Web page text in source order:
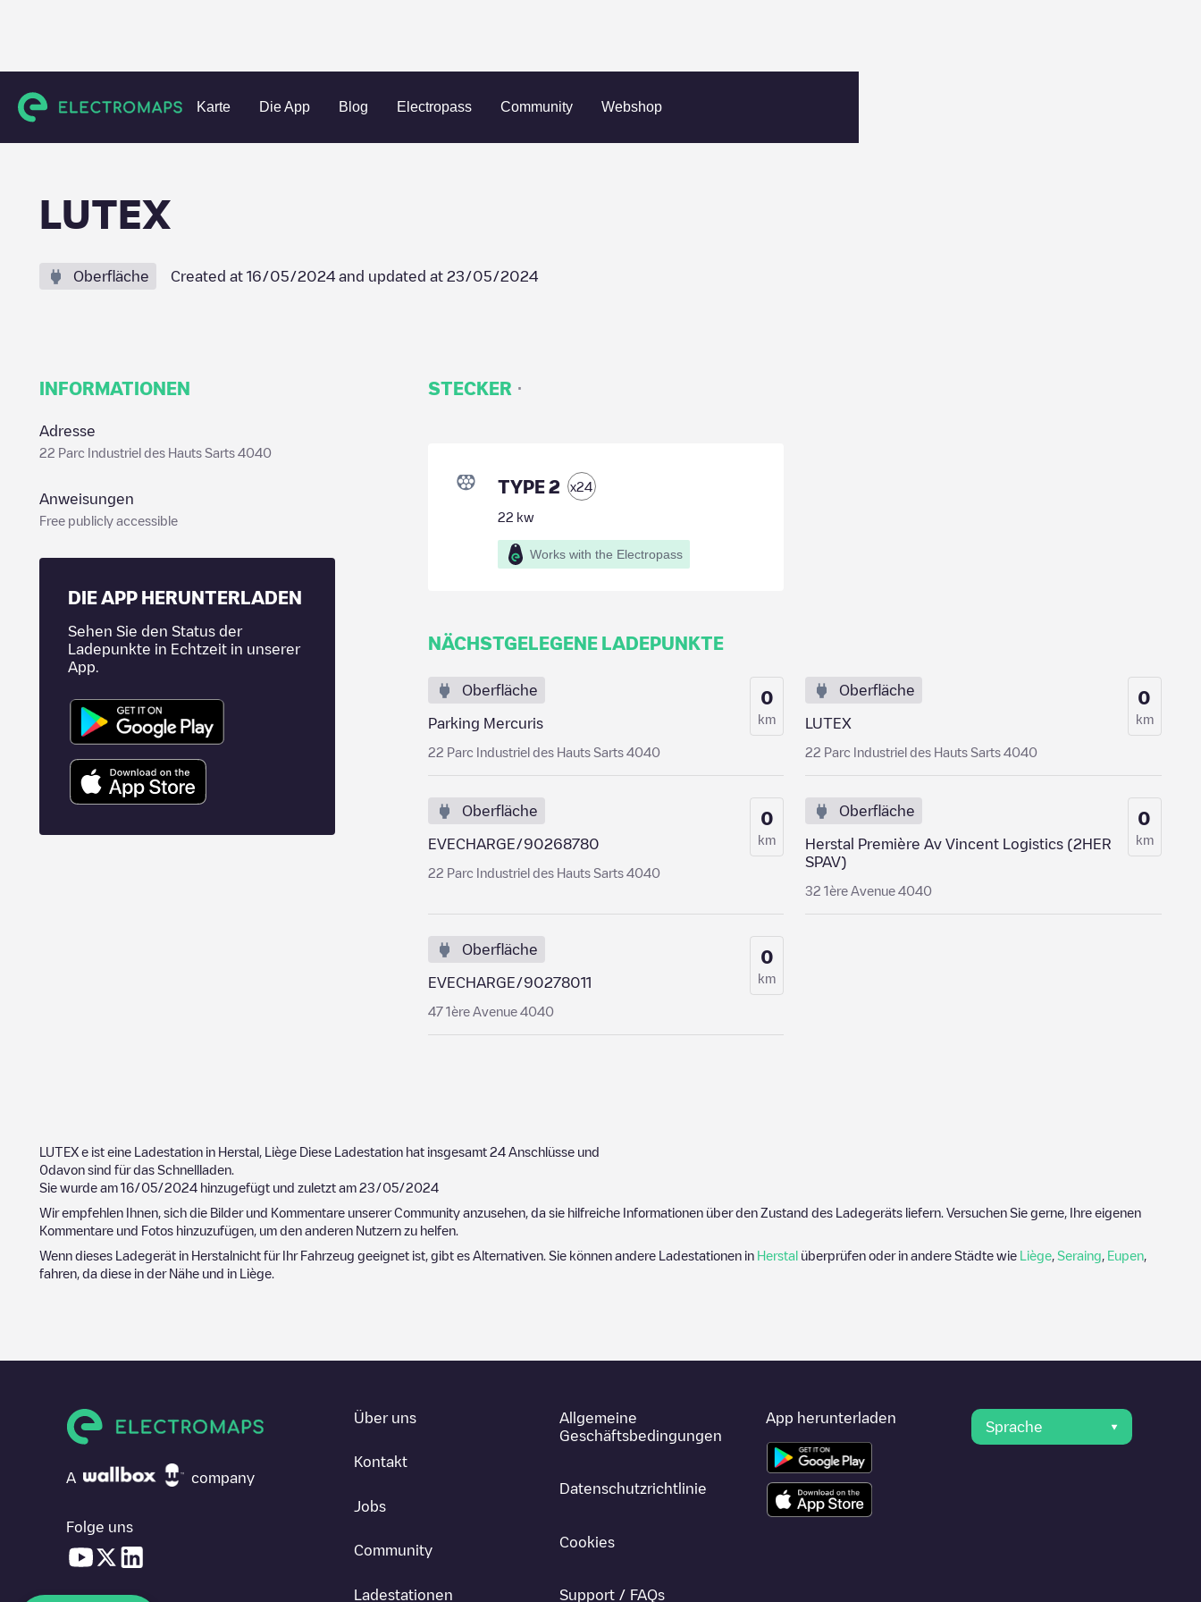
Karte Die App Blog Electropass Community Webshop
Charging stations Belgien Liège Herstal LUTEX
LUTEX
Oberfläche Created at 16/05/2024 and updated at 23/05/2024
INFORMATIONEN
Adresse
22 Parc Industriel des Hauts Sarts 4040
Anweisungen
Free publicly accessible
DIE APP HERUNTERLADEN
Sehen Sie den Status der
Ladepunkte in Echtzeit in unserer
App.
STECKER ·
TYPE 2 x24
22 kw
Works with the Electropass
NÄCHSTGELEGENE LADEPUNKTE
Oberfläche
Parking Mercuris
22 Parc Industriel des Hauts Sarts 4040
0
km
Oberfläche
LUTEX
22 Parc Industriel des Hauts Sarts 4040
0
km
Oberfläche
EVECHARGE/90268780
22 Parc Industriel des Hauts Sarts 4040
0
km
Oberfläche
Herstal Première Av Vincent Logistics (2HER
SPAV)
32 1ère Avenue 4040
0
km
Oberfläche
EVECHARGE/90278011
47 1ère Avenue 4040
0
km
LUTEX e ist eine Ladestation in Herstal Liège Diese Ladestation hat insgesamt 24 Anschlüsse und
0davon sind für das Schnellladen.
Sie wurde am 16/05/2024 hinzugefügt und zuletzt am 23/05/2024
Wir empfehlen Ihnen, sich die Bilder und Kommentare unserer Community anzusehen, da sie hilfreiche Informationen über den Zustand des Ladegeräts liefern. Versuchen Sie gerne, Ihre eigenen
Kommentare und Fotos hinzuzufügen, um den anderen Nutzern zu helfen.
Wenn dieses Ladegerät in Herstal nicht für Ihr Fahrzeug geeignet ist, gibt es Alternativen. Sie können andere Ladestationen in Herstal überprüfen oder in andere Städte wie Liège Seraing Eupen
fahren, da diese in der Nähe und in
Liège
A company
Folge uns
Über uns
Kontakt
Jobs
Community
Ladestationen
Allgemeine
Geschäftsbedingungen
Datenschutzrichtlinie
Cookies
Support / FAQs
App herunterladen
Sprache